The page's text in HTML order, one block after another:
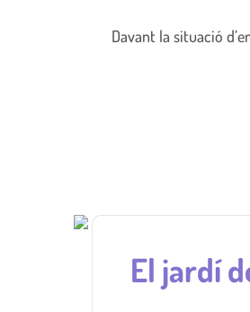
Davant la situació
El jardí